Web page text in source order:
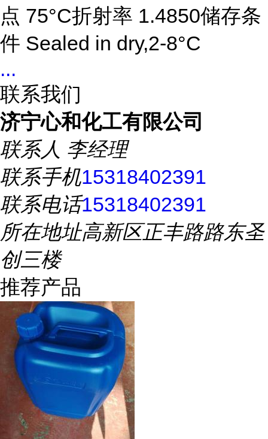
点 75°C折射率 1.4850储存条
件 Sealed in dry,2-8°C
...
联系我们
济宁心和化工有限公司
联系人 李经理
联系手机15318402391
联系电话15318402391
所在地址高新区正丰路路东圣
创三楼
推荐产品